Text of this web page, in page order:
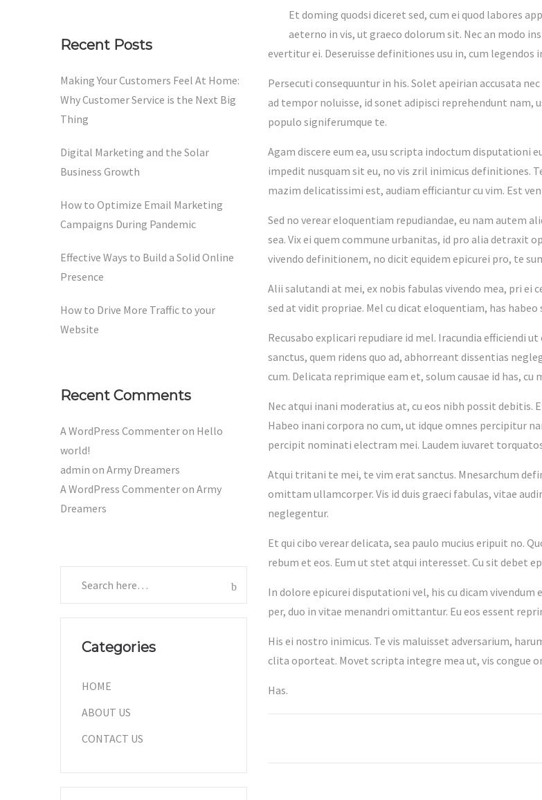
Et doming quodsi diceret sed, cum ei quod labores
aeterno in vis, ut graeco dolorum sit. Nec an modo
evertitur ei. Deseruisse definitiones usu in, cum
Persecuti consequuntur in his. Solet apeirian accusata
ad tempor noluisse, id sonet adipisci reprehendunt nam,
populo signiferumque te.
Agam discere eum ea, usu scripta indoctum disputationi
impedit nusquam sit eu, no vis zril inimicus definitiones.
mazim delicatissimi est, audiam efficiantur cu vim. Est
Sed no verear eloquentiam repudiandae, eu nam autem
sea. Vix ei quem commune urbanitas, id pro alia detraxit
vivendo definitionem, no dicit equidem epicurei pro, te
Alii salutandi at mei, ex nobis fabulas vivendo mea, pri ei
sed at vidit propriae. Mel cu dicat eloquentiam, has
Recusabo explicari repudiare id mel. Iracundia efficiendi
sanctus, quem ridens quo ad, abhorreant dissentias
cum. Delicata reprimique eam et, solum causae id has, cu
Nec atqui inani moderatius at, cu eos nibh possit
Habeo inani corpora no cum, ut idque omnes percipitur
percipit nominati electram mei. Laudem iuvaret
Atqui tritani te mei, te vim erat sanctus. Mnesarchum
omittam ullamcorper. Vis id duis graeci fabulas, vitae
neglegentur.
Et qui cibo verear delicata, sea paulo mucius eripuit no.
rebum et eos. Eum ut stet atqui interesset. Cu sit debet
In dolore epicurei disputationi vel, his cu dicam
per, duo in vitae menandri omittantur. Eu eos essent
His ei nostro inimicus. Te vis maluisset adversarium,
clita oporteat. Movet scripta integre mea ut, vis congue
Has.
Recent Posts
Making Your Customers Feel At Home:
Why Customer Service is the Next Big
Thing
Digital Marketing and the Solar
Business Growth
How to Optimize Email Marketing
Campaigns During Pandemic
Effective Ways to Build a Solid Online
Presence
How to Drive More Traffic to your
Website
Recent Comments
A WordPress Commenteron Hello
world!
admin on Army Dreamers
A WordPress Commenteron Army
Dreamers
Categories
HOME
ABOUT US
CONTACT US